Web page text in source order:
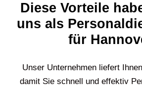
Diese Vorteile
uns als
für
Unser Unternehmen liefert
damit Sie schnell und effektiv